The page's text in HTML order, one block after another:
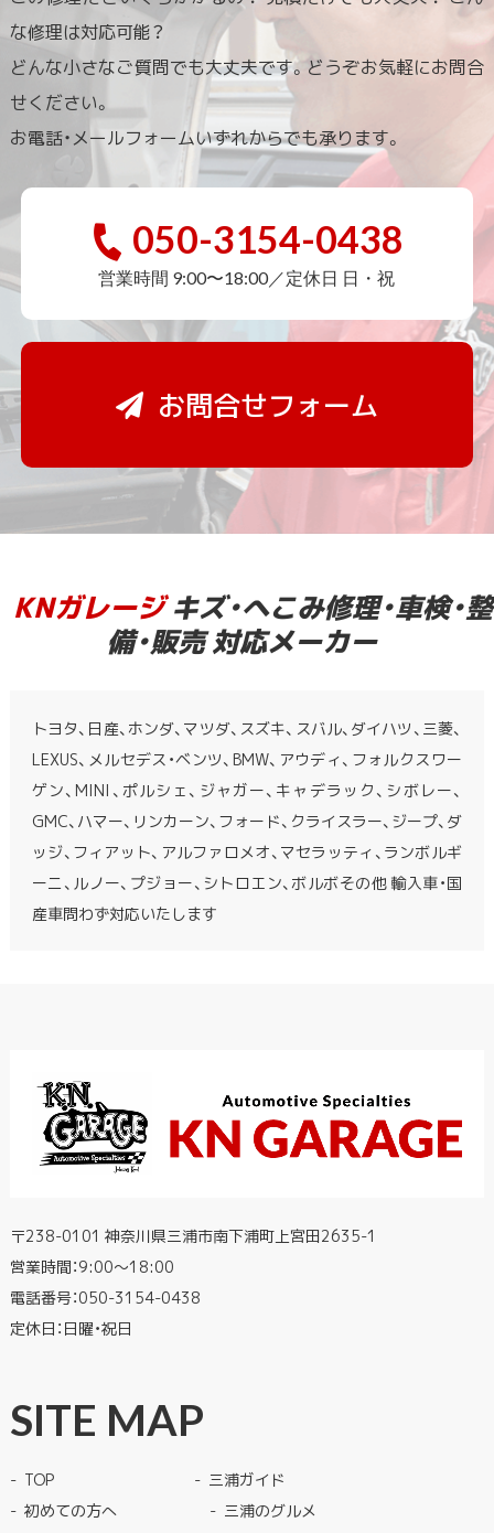
な修理は対応可能？
どんな小さなご質問でも大丈夫です。どうぞお気軽にお問合
せください。
お電話・メールフォームいずれからでも承ります。
050-3154-0438
営業時間 9:00〜18:00／定休日 日・祝
お問合せフォーム
KNガレージキズ・へこみ修理・車検・整
備・販売 対応メーカー
トヨタ、日産、ホンダ、マツダ、スズキ、スバル、ダイハツ、三菱、
LEXUS、メルセデス・ベンツ、BMW、アウディ、フォルクスワー
ゲン、MINI、ポルシェ、ジャガー、キャデラック、シボレー、
GMC、ハマー、リンカーン、フォード、クライスラー、ジープ、ダ
ッジ、フィアット、アルファロメオ、マセラッティ、ランボルギ
ーニ、ルノー、プジョー、シトロエン、ボルボその他 輸入車・国
産車問わず対応いたします
〒238-0101 神奈川県三浦市南下浦町上宮田2635-1
営業時間：9:00〜18:00
電話番号：050-3154-0438
定休日：日曜・祝日
SITE MAP
TOP
初めての方へ
三浦ガイド
三浦のグルメ